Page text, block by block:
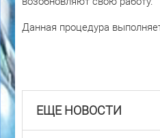
Данная процедура
ЕЩЕ НОВОСТИ